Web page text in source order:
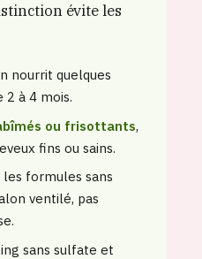
évite les
nourrit quelques
2 à 4 mois.
ou frisottants,
fins ou sains.
formules sans
ventilé, pas
sans sulfate et